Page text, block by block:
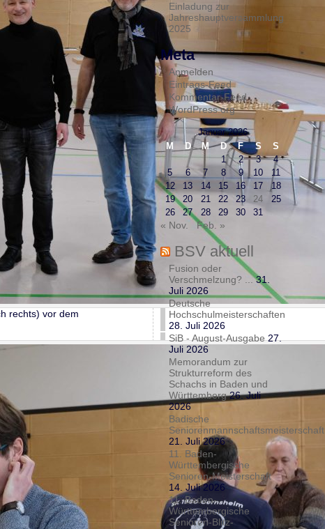
rechts) vor dem
Einladung zur
Jahreshauptversammlung
2025
Meta
Anmelden
Eintrags-Feed
Kommentar-Feed
WordPress.org
Januar 2026
M
D M D F S
S
1
2 3
4
5
6 7 8 9 10
11
12
13 14 15 16 17
18
19
20 21 22 23 24
25
26
27 28 29 30 31
« Nov. Feb. »
BSV aktuell
Fusion oder
Verschmelzung? ... 31.
Juli 2026
Deutsche
Hochschulmeisterschaften
28. Juli 2026
SiB - August-Ausgabe 27.
Juli 2026
Memorandum zur
Strukturreform des
Schachs in Baden und
Württemberg 26. Juli
2026
Badische
Seniorenmannschaftsmeisterschaft
21. Juli 2026
11. Baden-
Württembergische
Senioren-Meisterschaft
14. Juli 2026
11. Baden-
Württembergische
Senioren-Blitz-